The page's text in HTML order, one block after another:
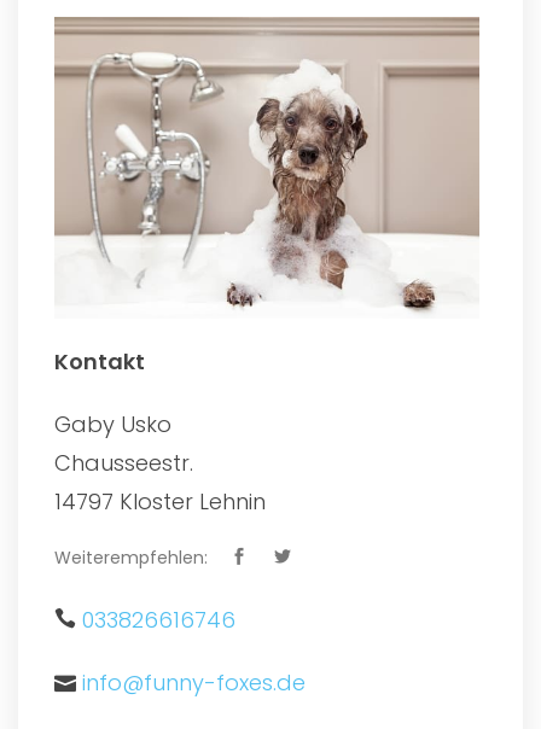
Kontakt
Gaby Usko
Chausseestr.
14797 Kloster Lehnin
Weiterempfehlen:
033826616746
info@funny-foxes.de